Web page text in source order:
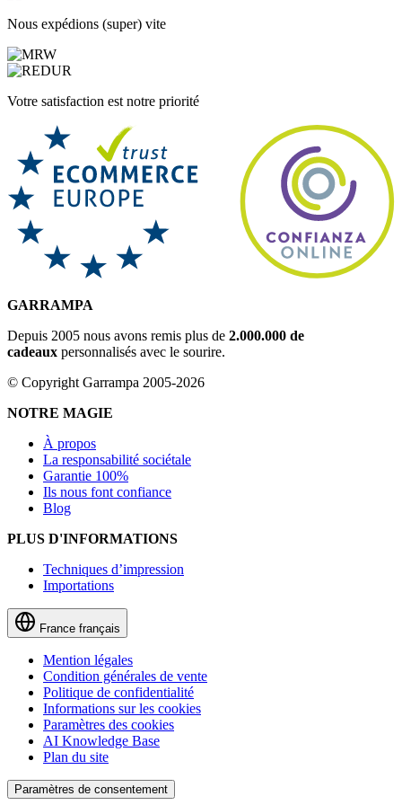
Nous expédions (super) vite
Votre satisfaction est notre priorité
GARRAMPA
Depuis 2005 nous avons remis plus de 2.000.000 de
cadeaux personnalisés avec le sourire.
© Copyright Garrampa 2005-2026
NOTRE MAGIE
À propos
La responsabilité sociétale
Garantie 100%
Ils nous font confiance
Blog
PLUS D'INFORMATIONS
Techniques d’impression
Importations
France français
Mention légales
Condition générales de vente
Politique de confidentialité
Informations sur les cookies
Paramètres des cookies
AI Knowledge Base
Plan du site
Paramètres de consentement